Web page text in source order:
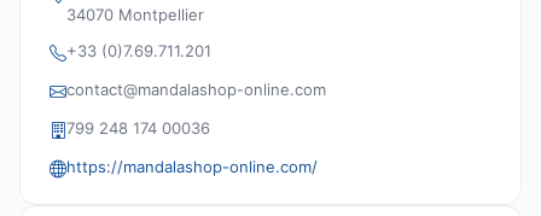
34070 Montpellier
+33 (0)7.69.711.201
contact@mandalashop-online.com
799 248 174 00036
https://mandalashop-online.com/